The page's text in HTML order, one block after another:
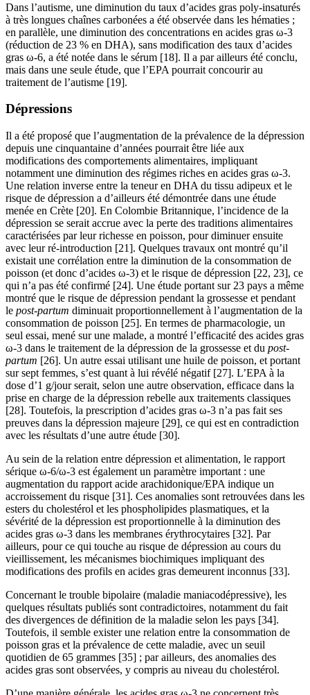
Dans l’autisme, une diminution du taux d’acides gras poly-insaturés
à très longues chaînes carbonées a été observée dans les hématies ;
en parallèle, une diminution des concentrations en acides gras ω-3
(réduction de 23 % en DHA), sans modification des taux d’acides
gras ω-6, a été notée dans le sérum [18]. Il a par ailleurs été conclu,
mais dans une seule étude, que l’EPA pourrait concourir au
traitement de l’autisme [19].
Dépressions
Il a été proposé que l’augmentation de la prévalence de la dépression
depuis une cinquantaine d’années pourrait être liée aux
modifications des comportements alimentaires, impliquant
notamment une diminution des régimes riches en acides gras ω-3.
Une relation inverse entre la teneur en DHA du tissu adipeux et le
risque de dépression a d’ailleurs été démontrée dans une étude
menée en Crète [20]. En Colombie Britannique, l’incidence de la
dépression se serait accrue avec la perte des traditions alimentaires
caractérisées par leur richesse en poisson, pour diminuer ensuite
avec leur ré-introduction [21]. Quelques travaux ont montré qu’il
existait une corrélation entre la diminution de la consommation de
poisson (et donc d’acides ω-3) et le risque de dépression [22, 23], ce
qui n’a pas été confirmé [24]. Une étude portant sur 23 pays a même
montré que le risque de dépression pendant la grossesse et pendant
le post-partum diminuait proportionnellement à l’augmentation de la
consommation de poisson [25]. En termes de pharmacologie, un
seul essai, mené sur une malade, a montré l’efficacité des acides gras
ω-3 dans le traitement de la dépression de la grossesse et du post-
partum [26]. Un autre essai utilisant une huile de poisson, et portant
sur sept femmes, s’est quant à lui révélé négatif [27]. L’EPA à la
dose d’1 g/jour serait, selon une autre observation, efficace dans la
prise en charge de la dépression rebelle aux traitements classiques
[28]. Toutefois, la prescription d’acides gras ω-3 n’a pas fait ses
preuves dans la dépression majeure [29], ce qui est en contradiction
avec les résultats d’une autre étude [30].
Au sein de la relation entre dépression et alimentation, le rapport
sérique ω-6/ω-3 est également un paramètre important : une
augmentation du rapport acide arachidonique/EPA indique un
accroissement du risque [31]. Ces anomalies sont retrouvées dans les
esters du cholestérol et les phospholipides plasmatiques, et la
sévérité de la dépression est proportionnelle à la diminution des
acides gras ω-3 dans les membranes érythrocytaires [32]. Par
ailleurs, pour ce qui touche au risque de dépression au cours du
vieillissement, les mécanismes biochimiques impliquant des
modifications des profils en acides gras demeurent inconnus [33].
Concernant le trouble bipolaire (maladie maniacodépressive), les
quelques résultats publiés sont contradictoires, notamment du fait
des divergences de définition de la maladie selon les pays [34].
Toutefois, il semble exister une relation entre la consommation de
poisson gras et la prévalence de cette maladie, avec un seuil
quotidien de 65 grammes [35] ; par ailleurs, des anomalies des
acides gras sont observées, y compris au niveau du cholestérol.